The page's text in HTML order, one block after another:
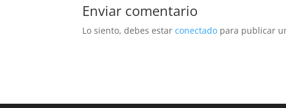
Enviar comentario
Lo siento, debes estarconectado para publicar